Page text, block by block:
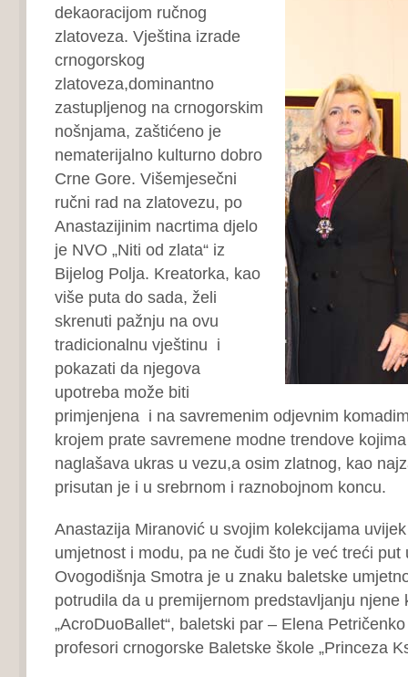
dekaoracijom ručnog
zlatoveza. Vještina izrade
crnogorskog
zlatoveza,dominantno
zastupljenog na crnogorskim
nošnjama, zaštićeno je
nematerijalno kulturno dobro
Crne Gore. Višemjesečni
ručni rad na zlatovezu, po
Anastazijinim nacrtima djelo
je NVO „Niti od zlata“ iz
Bijelog Polja. Kreatorka, kao
više puta do sada, želi
skrenuti pažnju na ovu
tradicionalnu vještinu i
pokazati da njegova
upotreba može biti
primjenjena i na savremenim odjevnim
krojem prate savremene modne trendove
naglašava ukras u vezu,a osim zlatnog, kao
prisutan je i u srebrnom i raznobojnom koncu.
Anastazija Miranović u svojim kolekcijama
umjetnost i modu, pa ne čudi što je već treći put
Ovogodišnja Smotra je u znaku baletske
potrudila da u premijernom predstavljanju njene
„AcroDuoBallet“, baletski par – Elena
profesori crnogorske Baletske škole „Princeza